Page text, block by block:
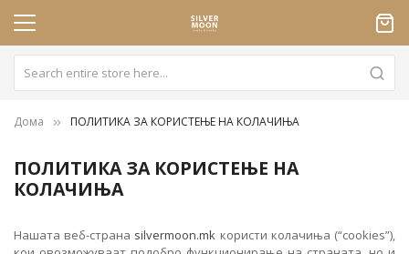
Дома ПОЛИТИКА ЗА КОРИСТЕЊЕ НА КОЛАЧИЊА
ПОЛИТИКА ЗА КОРИСТЕЊЕ НА
КОЛАЧИЊА
Нашата веб-страна silvermoon.mk користи колачиња (“cookies”),